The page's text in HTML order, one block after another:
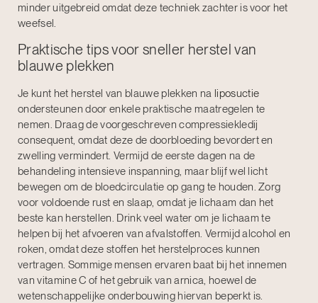
minder uitgebreid omdat deze techniek zachter is voor het
weefsel.
Praktische tips voor sneller herstel van
blauwe plekken
Je kunt het herstel van blauwe plekken na liposuctie
ondersteunen door enkele praktische maatregelen te
nemen. Draag de voorgeschreven compressiekledij
consequent, omdat deze de doorbloeding bevordert en
zwelling vermindert. Vermijd de eerste dagen na de
behandeling intensieve inspanning, maar blijf wel licht
bewegen om de bloedcirculatie op gang te houden. Zorg
voor voldoende rust en slaap, omdat je lichaam dan het
beste kan herstellen. Drink veel water om je lichaam te
helpen bij het afvoeren van afvalstoffen. Vermijd alcohol en
roken, omdat deze stoffen het herstelproces kunnen
vertragen. Sommige mensen ervaren baat bij het innemen
van vitamine C of het gebruik van arnica, hoewel de
wetenschappelijke onderbouwing hiervan beperkt is.